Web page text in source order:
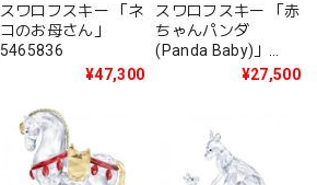
スワロフスキー 「ネ
コのお母さん」
5465836
¥47,300
スワロフスキー 「赤
ちゃんパンダ
(Panda Baby)」
¥27,500